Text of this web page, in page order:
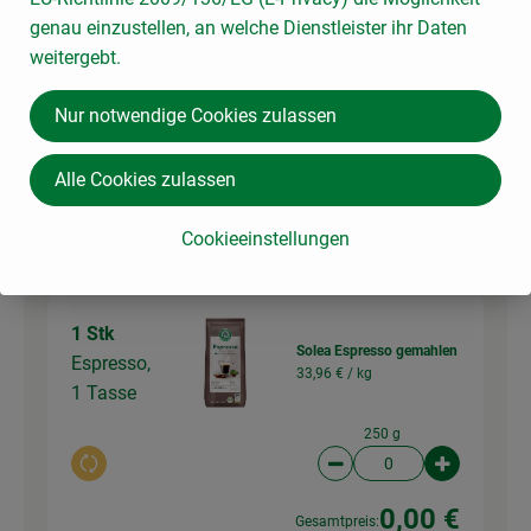
Auswahl ändern
250g
Gesamtpreis:
Du hast sicher:
1 Stk
Espresso,
1 Tasse
Auswahl ändern
Solea Espresso gemahlen
33,96 € / kg
250 g
Artikelanzahl
Gesamtpreis:0,00 €
genau einzustellen, an welche Dienstleister ihr Daten
weitergebt.
Cookieeinstellungen
Nur notwendige Cookies zulassen
Alle Cookies zulassen